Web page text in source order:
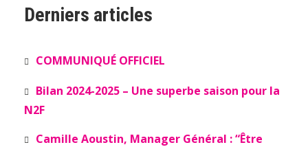
Derniers articles
COMMUNIQUÉ OFFICIEL
Bilan 2024-2025 – Une superbe saison pour la
N2F
Camille Aoustin, Manager Général : “Être